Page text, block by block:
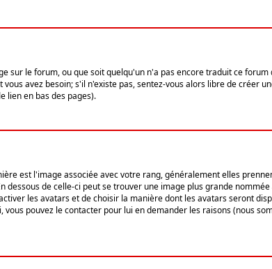
sur le forum, ou que soit quelqu'un n'a pas encore traduit ce forum
avez besoin; s'il n'existe pas, sentez-vous alors libre de créer
lien en bas des pages).
est l'image associée avec votre rang, généralement elles
de celle-ci peut se trouver une image plus grande nommée
les avatars et de choisir la manière dont les avatars seront
pouvez le contacter pour lui en demander les raisons (nous